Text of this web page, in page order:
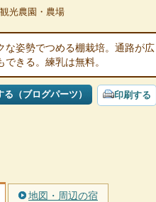
光農園・農場
な姿勢でつめる棚栽培。通路が
きる。練乳は無料。
（ブログパーツ） 印刷する
地図・周辺の宿